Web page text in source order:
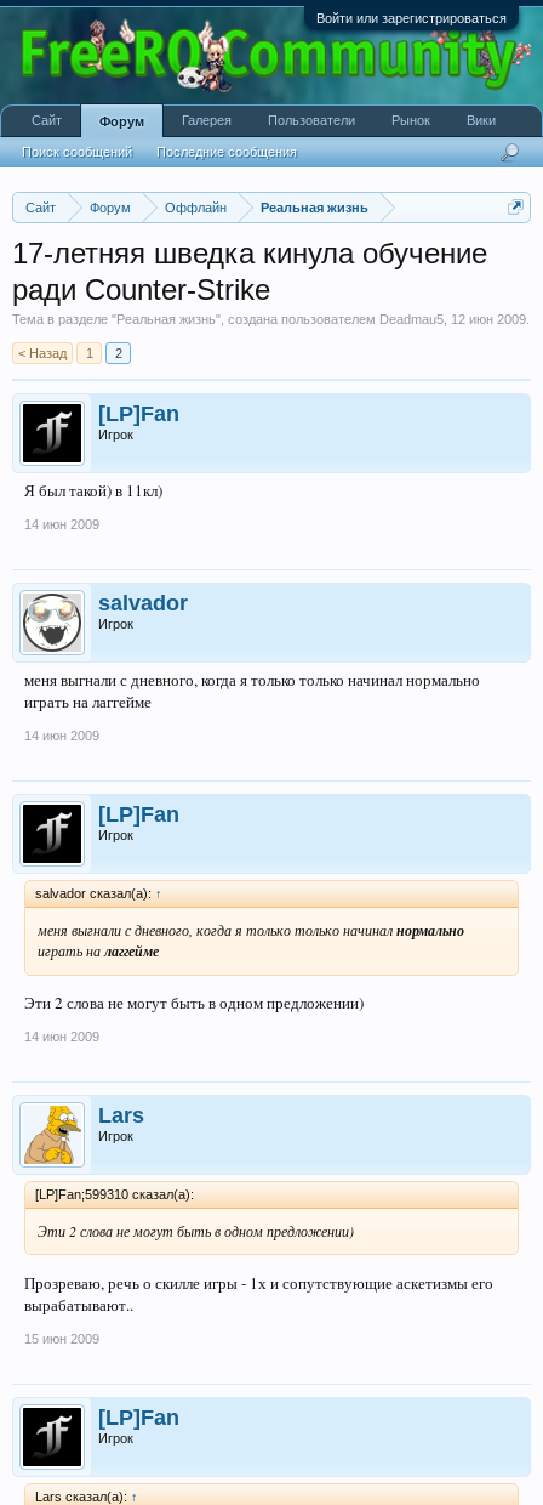
Войти или зарегистрироваться
Сайт Форум Оффлайн Реальная жизнь
17-летняя шведка кинула обучение
ради Counter-Strike
Тема в разделе "Реальная жизнь", создана пользователем Deadmau5 12 июн 2009
< Назад 1 2
[LP]Fan
Игрок
Я был такой) в 11кл)
14 июн 2009
salvador
Игрок
меня выгнали с дневного, когда я только только начинал нормально
играть на лаггейме
14 июн 2009
[LP]Fan
Игрок
salvador сказал(а): ↑
меня выгнали с дневного, когда я только только начиналнормально
играть налаггейме
Эти 2 слова не могут быть в одном предложении)
14 июн 2009
Lars
Игрок
[LP]Fan;599310 сказал(а):
Эти 2 слова не могут быть в одном предложении)
Прозреваю, речь о скилле игры - 1х и сопутствующие аскетизмы его
вырабатывают..
15 июн 2009
[LP]Fan
Игрок
Lars сказал(а): ↑
Сайт Форум
Поиск сообщений Последние сообщения
Галерея Пользователи Рынок Вики